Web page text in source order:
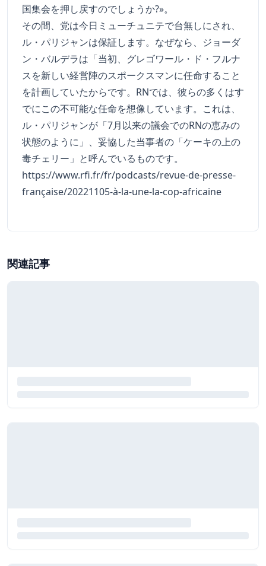
国集会を押し戻すのでしょうか?»。
その間、党は今日ミューチュニテで台無しにされ、
ル・パリジャンは保証します。なぜなら、ジョーダ
ン・バルデラは「当初、グレゴワール・ド・フルナ
スを新しい経営陣のスポークスマンに任命すること
を計画していたからです。RNでは、彼らの多くはす
でにこの不可能な任命を想像しています。これは、
ル・パリジャンが「7月以来の議会でのRNの恵みの
状態のように」、妥協した当事者の「ケーキの上の
毒チェリー」と呼んでいるものです。
https://www.rfi.fr/fr/podcasts/revue-de-presse-
française/20221105-à-la-une-la-cop-africaine
関連記事